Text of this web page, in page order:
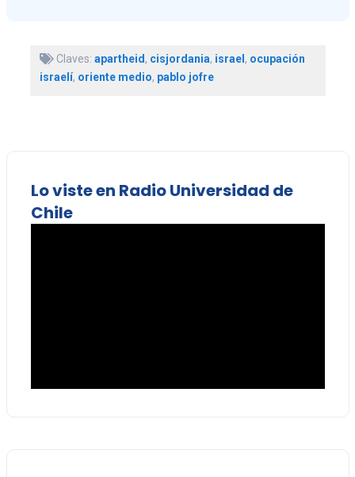
Claves: apartheid, cisjordania, israel, ocupación
israelí, oriente medio, pablo jofre
Lo viste en Radio Universidad de
Chile